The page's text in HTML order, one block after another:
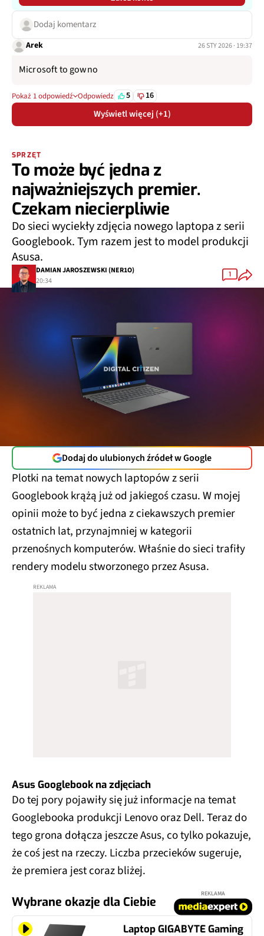
Dodaj komentarz
Arek 26 STY 2026 · 19:37
Microsoft to gowno
Pokaż 1 odpowiedź Odpowiedz 5 16
Wyświetl więcej (+1)
SPRZĘT
To może być jedna z
najważniejszych premier.
Czekam niecierpliwie
Do sieci wyciekły zdjęcia nowego laptopa z serii
Googlebook. Tym razem jest to model produkcji
Asusa.
DAMIAN JAROSZEWSKI (NER1O)
20:34
1
Dodaj do ulubionych źródeł w Google
Plotki na temat nowych laptopów z serii
Googlebook krążą już od jakiegoś czasu. W mojej
opinii może to być jedna z ciekawszych premier
ostatnich lat, przynajmniej w kategorii
przenośnych komputerów. Właśnie do sieci trafiły
rendery modelu stworzonego przez Asusa.
Asus Googlebook na zdjęciach
Do tej pory pojawiły się już informacje na temat
Googlebooka produkcji Lenovo oraz Dell. Teraz do
tego grona dołącza jeszcze Asus, co tylko pokazuje,
że coś jest na rzeczy. Liczba przecieków sugeruje,
że premiera jest coraz bliżej.
Wybrane okazje dla Ciebie
REKLAMA
Laptop GIGABYTE Gaming